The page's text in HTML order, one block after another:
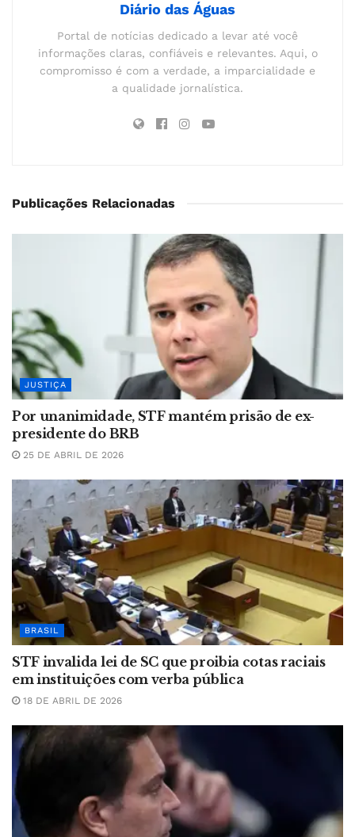
Diário das Águas
Portal de notícias dedicado a levar até você
informações claras, confiáveis e relevantes. Aqui, o
compromisso é com a verdade, a imparcialidade e
a qualidade jornalística.
Publicações Relacionadas
JUSTIÇA
Por unanimidade, STF mantém prisão de ex-
presidente do BRB
25 DE ABRIL DE 2026
BRASIL
STF invalida lei de SC que proibia cotas raciais
em instituições com verba pública
18 DE ABRIL DE 2026